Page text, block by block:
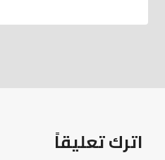
اترك تعليقاً